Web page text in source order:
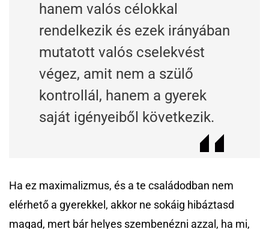
hanem valós célokkal
rendelkezik és ezek irányában
mutatott valós cselekvést
végez, amit nem a szülő
kontrollál, hanem a gyerek
saját igényeiből következik.
Ha ez maximalizmus, és a te családodban nem
elérhető a gyerekkel, akkor ne sokáig hibáztasd
magad, mert bár helyes szembenézni azzal, ha mi,